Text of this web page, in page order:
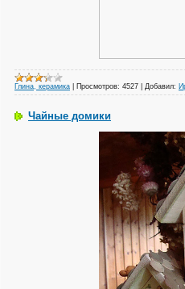
Глина, керамика Просмотров: 4527 Добавил:
Чайные домики